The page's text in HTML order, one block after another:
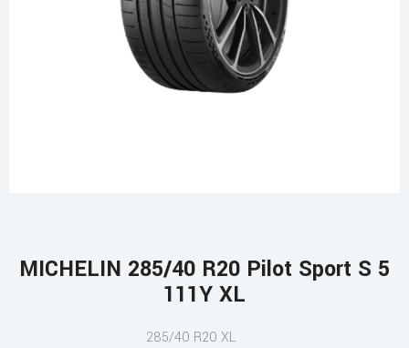
MICHELIN 285/40 R20 Pilot Sport S 5
111Y XL
285/40 R20 XL